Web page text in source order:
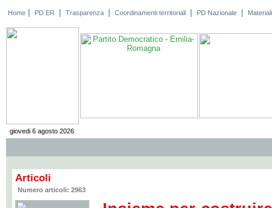
Home | PD ER | Trasparenza | Coordinamenti territoriali | PD Nazionale | Materiali
giovedi 6 agosto 2026
Articoli
Numero articoli: 2963